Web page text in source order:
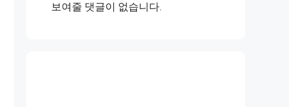
보여줄 댓글이 없습니다.